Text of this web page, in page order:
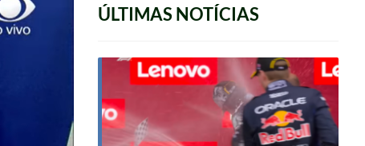
ÚLTIMAS NOTÍCIAS